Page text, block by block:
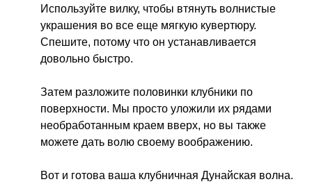
Используйте вилку, чтобы втянуть волнистые
украшения во все еще мягкую кувертюру.
Спешите, потому что он устанавливается
довольно быстро.
Затем разложите половинки клубники по
поверхности. Мы просто уложили их рядами
необработанным краем вверх, но вы также
можете дать волю своему воображению.
Вот и готова ваша клубничная Дунайская волна.